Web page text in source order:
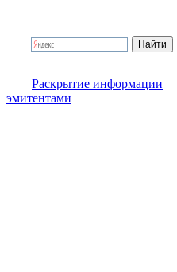
Раскрытие информации
эмитентами